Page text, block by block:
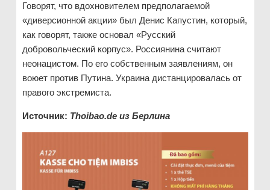
Говорят, что вдохновителем предполагаемой
«диверсионной акции» был Денис Капустин, который,
как говорят, также основал «Русский
добровольческий корпус». Россиянина считают
неонацистом. По его собственным заявлениям, он
воюет против Путина. Украина дистанцировалась от
правого экстремиста.
Источник: Thoibao.de из Берлина